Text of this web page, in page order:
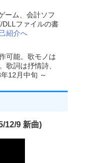
ーム、会計ソフ
DLLファイルの書
紹介へ
可能。歌モノは
歌詞は抒情詩、
12月中旬 ～
12/9 新曲)